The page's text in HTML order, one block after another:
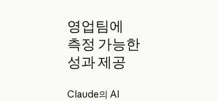
영업팀에
측정 가능한
성과 제공
Claude의 AI